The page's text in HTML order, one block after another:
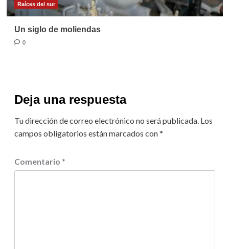
Raíces del sur
Un siglo de moliendas
0
Deja una respuesta
Tu dirección de correo electrónico no será publicada. Los
campos obligatorios están marcados con*
Comentario *